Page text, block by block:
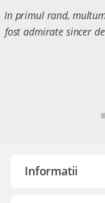
In primul rand,
fost admirate sincer
Informatii